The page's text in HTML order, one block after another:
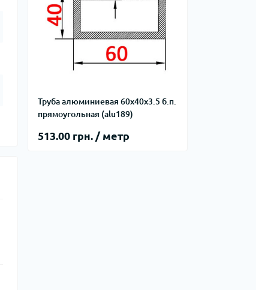
Труба алюминиевая 60х40х3.5 б.п.
прямоугольная (alu189)
513.00 грн. / метр